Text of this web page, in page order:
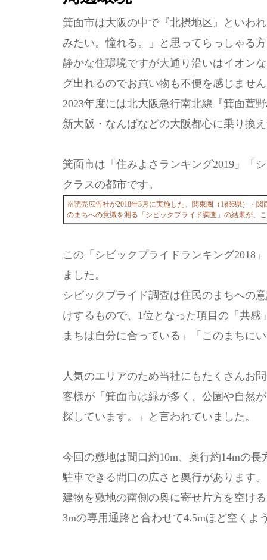
箕面市は大阪の中で『北摂地区』といわ
みたい。憧れる。」と思ってらっしゃる
静かな住環境ですが大通り沿いはイオン
グ出れるのでお買い物も不便を感じませ
2023年度には北大阪急行南北線『箕面萱
新大阪・なんばなどの大阪都心に乗り換
箕面市は「住みよさランキング2019」「
クラスの都市です。
※読売広告社が2018年3月に実施した、関東圏（1都6県）・
のまちへの意識を測る「シビックプライド調査」の結果が、
この「シビックプライドランキング2018
ました。
シビックプライド調査は住民のまちへの
けするもので、1位となった項目の「共
まちは自分に合っている」「このまちに
人気のエリアのため当社にもたくさんお
客様が「箕面市は緑が多く、公園や自然
探しています。」と言われていました。
今回の敷地は間口約10m、奥行約14mの
駐車できる間口の広さと奥行があります。
建物を敷地の南側の奥に寄せ片方を空け
3mの専用通路と合わせて4.5mほど空くよ